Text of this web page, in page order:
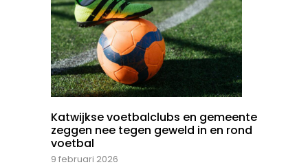
Katwijkse voetbalclubs en gemeente
zeggen nee tegen geweld in en rond
voetbal
9 februari 2026